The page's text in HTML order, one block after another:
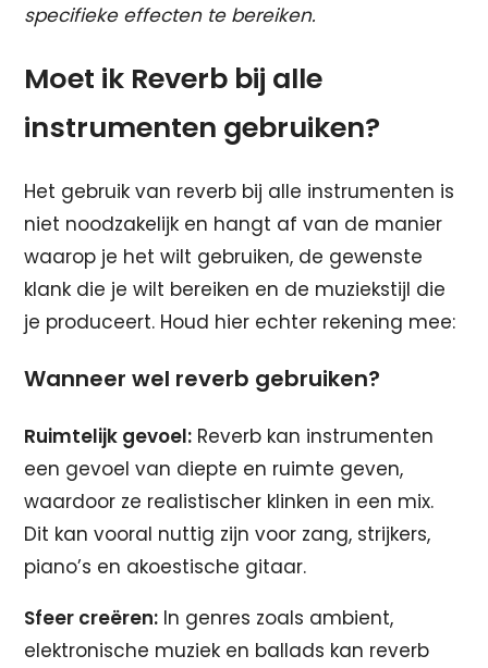
specifieke effecten te bereiken.
Moet ik Reverb bij alle
instrumenten gebruiken?
Het gebruik van reverb bij alle instrumenten is
niet noodzakelijk en hangt af van de manier
waarop je het wilt gebruiken, de gewenste
klank die je wilt bereiken en de muziekstijl die
je produceert. Houd hier echter rekening mee:
Wanneer wel reverb gebruiken?
Ruimtelijk gevoel: Reverb kan instrumenten
een gevoel van diepte en ruimte geven,
waardoor ze realistischer klinken in een mix.
Dit kan vooral nuttig zijn voor zang, strijkers,
piano’s en akoestische gitaar.
Sfeer creëren: In genres zoals ambient,
elektronische muziek en ballads kan reverb